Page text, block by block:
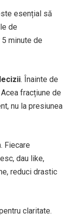
esențial să
de
minute de
. Înainte de
fracțiune de
nu la presiunea
Fiecare
dau like,
reduci drastic
claritate.